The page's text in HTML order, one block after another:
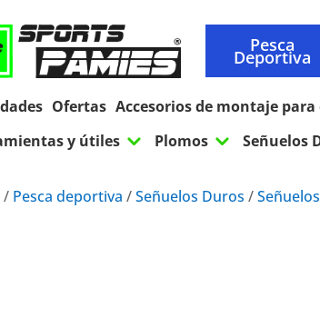
Pesca
Deportiva
Ofertas Accesorios de montaje para
y útiles 3 Plomos 3 Señuelos
/ Pesca deportiva /Señuelos Duros /